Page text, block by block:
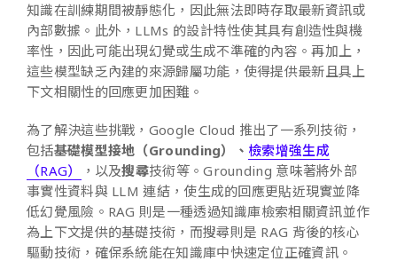
知識在訓練期間被靜態化，因此無法即時存取最新資訊或
內部數據。此外，LLMs 的設計特性使其具有創造性與機
率性，因此可能出現幻覺或生成不準確的內容。再加上，
這些模型缺乏內建的來源歸屬功能，使得提供最新且具上
下文相關性的回應更加困難。
為了解決這些挑戰，Google Cloud 推出了一系列技術，
包括基礎模型接地（Grounding）、 檢索增強生成
（RAG）
，以及搜尋技術等。Grounding 意味著將外部
事實性資料與 LLM 連結，使生成的回應更貼近現實並降
低幻覺風險。 RAG則是一種透過知識庫檢索相關資訊並作
為上下文提供的基礎技術，而搜尋則是 RAG 背後的核心
驅動技術，確保系統能在知識庫中快速定位正確資訊。